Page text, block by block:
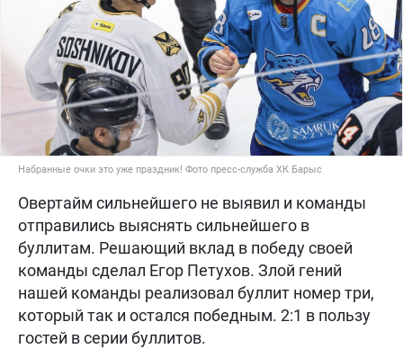
Набранные очки это уже праздник! Фото пресс-служба ХК Барыс
Овертайм сильнейшего не выявил и команды
отправились выяснять сильнейшего в
буллитам. Решающий вклад в победу своей
команды сделал Егор Петухов. Злой гений
нашей команды реализовал буллит номер три,
который так и остался победным. 2:1 в пользу
гостей в серии буллитов.